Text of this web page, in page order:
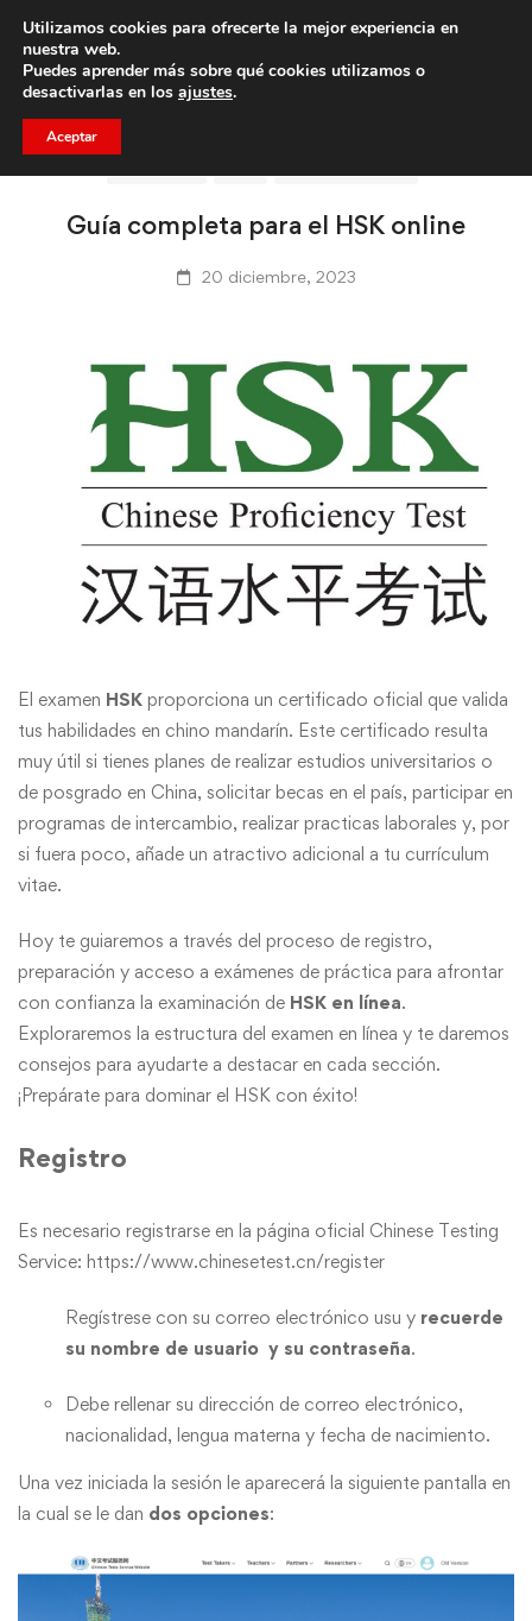
Trae a un amigo y llevaos un total de 75€ de descuento.
Guía completa para el HSK online
20 diciembre, 2023
El examen HSK proporciona un certificado oficial que valida
tus habilidades en chino mandarín. Este certificado resulta
muy útil si tienes planes de realizar estudios universitarios o
de posgrado en China, solicitar becas en el país, participar en
programas de intercambio, realizar practicas laborales y, por
si fuera poco, añade un atractivo adicional a tu currículum
vitae.
Hoy te guiaremos a través del proceso de registro,
preparación y acceso a exámenes de práctica para afrontar
con confianza la examinación de HSK en línea.
Exploraremos la estructura del examen en línea y te daremos
consejos para ayudarte a destacar en cada sección.
¡Prepárate para dominar el HSK con éxito!
Registro
Es necesario registrarse en la página oficial Chinese Testing
Service: https://www.chinesetest.cn/register
Regístrese con su correo electrónico usu y recuerde
su nombre de usuario y su contraseña.
Debe rellenar su dirección de correo electrónico,
nacionalidad, lengua materna y fecha de nacimiento.
Una vez iniciada la sesión le aparecerá la siguiente pantalla en
la cual se le dan dos opciones:
Utilizamos cookies para ofrecerte la mejor experiencia en
nuestra web.
Puedes aprender más sobre qué cookies utilizamos o
desactivarlas en los ajustes.
Aceptar